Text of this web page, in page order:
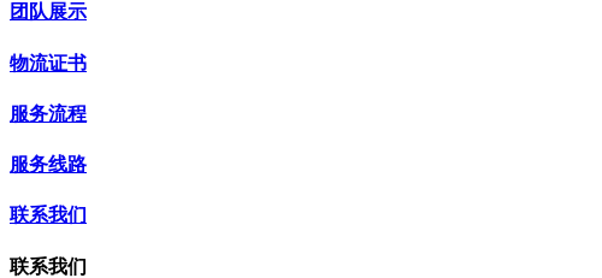
团队展示
物流证书
服务流程
服务线路
联系我们
联系我们